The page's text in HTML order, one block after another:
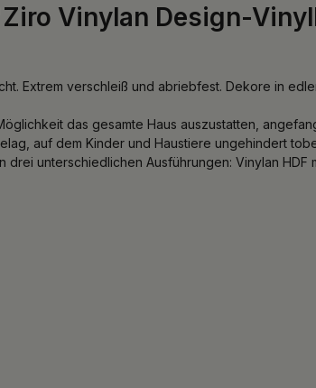
Vinylan Design-
Extrem verschleiß und abriebfest. Dekore in
das gesamte Haus auszustatten,
auf dem Kinder und Haustiere ungehindert
unterschiedlichen Ausführungen: Vinylan